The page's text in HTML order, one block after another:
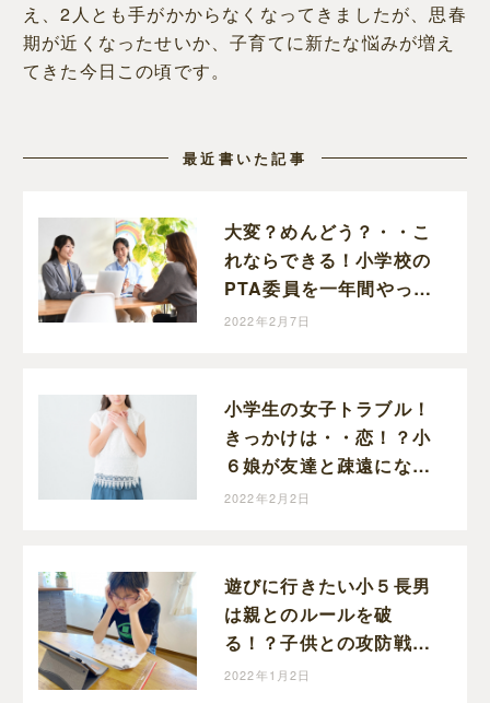
え、2人とも手がかからなくなってきましたが、思春
期が近くなったせいか、子育てに新たな悩みが増え
てきた今日この頃です。
最近書いた記事
大変？めんどう？・・こ
れならできる！小学校の
PTA委員を一年間やって
みて思ったこと。
2022年2月7日
小学生の女子トラブル！
きっかけは・・恋！？小
６娘が友達と疎遠になっ
た話
2022年2月2日
遊びに行きたい小５長男
は親とのルールを破
る！？子供との攻防戦！
ひらめいた！じゃないか
2022年1月2日